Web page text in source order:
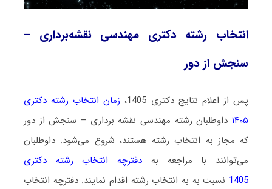
انتخاب رشته دکتری مهندسی نقشه‌برداری –
سنجش از دور
پس از اعلام نتایج دکتری 1405،
زمان انتخاب رشته دکتری
۱۴۰۵داوطلبان رشته مهندسی نقشه‌ برداری – سنجش از دور
که مجاز به انتخاب رشته هستند، شروع می‌شود. داوطلبان
می‌توانند با مراجعه به دفترچه انتخاب رشته دکتری
1405 نسبت به به انتخاب رشته اقدام نمایند. دفترچه انتخاب